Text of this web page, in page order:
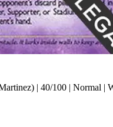
| 40/100 | Normal |